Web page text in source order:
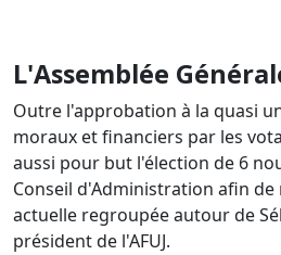
L'Assemblée
Outre l'approbation à la quasi
moraux et financiers par les
aussi pour but l'élection de 6
Conseil d'Administration afin
actuelle regroupée autour de
président de l'AFUJ.